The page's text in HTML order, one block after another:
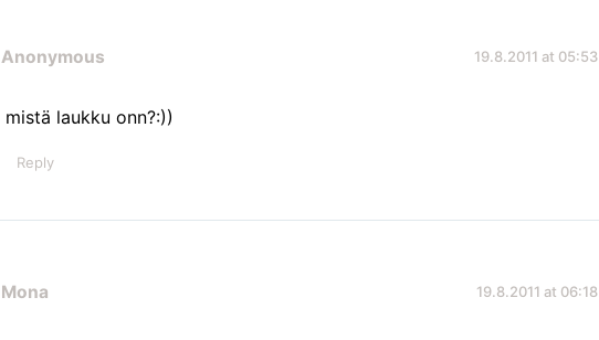
Anonymous 19.8.2011 at 05:53
mistä laukku onn?:))
Reply
Mona 19.8.2011 at 06:18